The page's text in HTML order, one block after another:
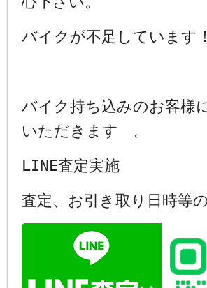
バイクが不足しています
バイク持ち込みのお客様
いただきます 。
LINE査定実施
査定、お引き取り日時等